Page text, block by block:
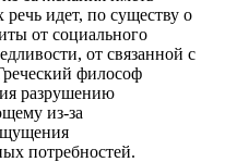
идет, по существу о
от социального
от связанной с
философ
разрушению
из-за
потребностей.